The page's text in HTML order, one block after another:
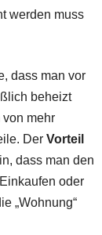
werden muss
dass man vor
beheizt
von mehr
Der Vorteil
dass man den
oder
„Wohnung“